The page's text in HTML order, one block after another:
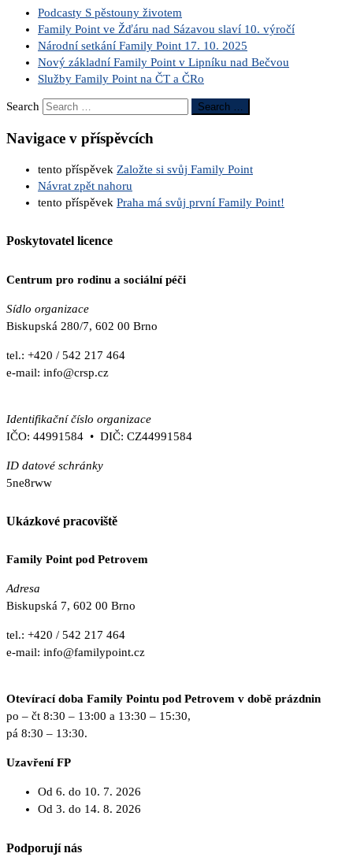
Podcasty S pěstouny životem
Family Point ve Žďáru nad Sázavou slaví 10. výročí
Národní setkání Family Point 17. 10. 2025
Nový základní Family Point v Lipníku nad Bečvou
Služby Family Point na ČT a ČRo
Search Search …
Navigace v příspěvcích
tento příspěvek Založte si svůj Family Point
Návrat zpět nahoru
tento příspěvek Praha má svůj první Family Point!
Poskytovatel licence
Centrum pro rodinu a sociální péči
Sídlo organizace
Biskupská 280/7, 602 00 Brno
tel.: +420 / 542 217 464
e-mail: info@crsp.cz
Identifikační číslo organizace
IČO: 44991584 • DIČ: CZ44991584
ID datové schránky
5ne8rww
Ukázkové pracoviště
Family Point pod Petrovem
Adresa
Biskupská 7, 602 00 Brno
tel.: +420 / 542 217 464
e-mail: info@familypoint.cz
Otevírací doba Family Pointu pod Petrovem v době prázdnin
po – čt 8:30 – 13:00 a 13:30 – 15:30,
pá 8:30 – 13:30.
Uzavření FP
Od 6. do 10. 7. 2026
Od 3. do 14. 8. 2026
Podporují nás